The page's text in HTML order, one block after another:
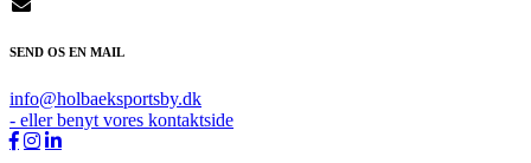
SEND OS EN MAIL
info@holbaeksportsby.dk
- eller benyt vores kontaktside